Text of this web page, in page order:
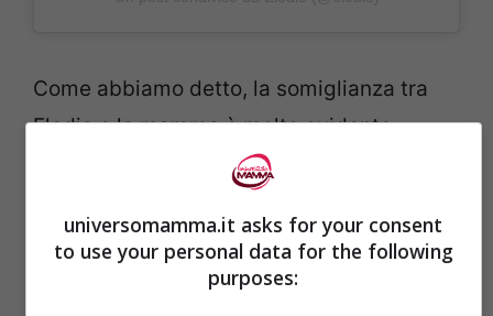
Come abbiamo detto, la somiglianza tra
Elodie e la mamma è molto evidente,
stessi occhi verdi e stesse labbra carnose.
difficile che, tuttavia, ha ritrovato il
. Elodie, è sempre stata una donna
universomamma.it asks for your consent
to use your personal data for the following
purposes: